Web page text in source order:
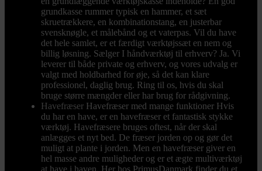
grundkasse rummer typisk en hammer, et sæt
skruetrækkere, en kombinationstang, en justerbar
svensknøgle, et målebånd og et vaterpas. Vil du have
det hele samlet, er et færdigt værktøjssæt en nem og
billig løsning. Sælger I håndværktøj til erhverv? Ja. Vi
leverer til både private og erhverv, og vores udvalg er
valgt med holdbarhed for øje, så det kan klare
professionel, daglig brug. Ring til os, hvis du skal
bruge større mængder eller har brug for rådgivning.
Havefræser Havefræser med mange funktioner Hvis
du har en have, er en havefræser et fantastisk stykke
værktøj. Havefræsere bruges oftest, når der skal
anlægges et nyt bed. De fræser jorden op og gør det
muligt at plante i jorden. Men en havefræser giver en
hel masse andre muligheder og er et ægte multiværktøj